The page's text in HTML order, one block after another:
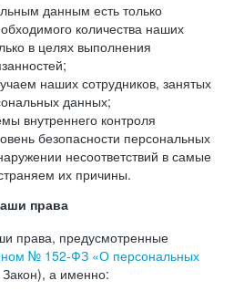
данным есть только
количества наших
в целях выполнения
наших сотрудников, занятых
данных;
внутреннего контроля
безопасности персональных
несоответствий в самые
их причины.
права
права, предусмотренные
№ 152-ФЗ «О персональных
а именно: